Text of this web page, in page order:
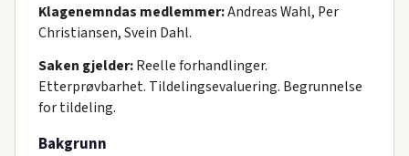
Klagenemndas medlemmer:Andreas Wahl, Per
Christiansen, Svein Dahl.
Saken gjelder:Reelle forhandlinger.
Etterprøvbarhet. Tildelingsevaluering. Begrunnelse
for tildeling.
Bakgrunn